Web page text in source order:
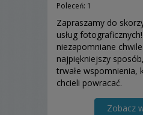
Poleceń: 1
Zapraszamy do
usług
niezapomniane
najpiękniejszy
trwałe wspomnienia,
chcieli powracać.
Zobacz